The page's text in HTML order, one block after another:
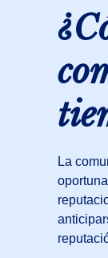
La